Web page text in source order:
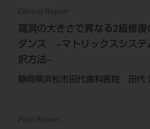
Clinical Report
窩洞の大きさで異なる2級修復
ダンス −マトリックスシステ
択方法−
静岡県浜松市田代歯科医院 田代
Field Report